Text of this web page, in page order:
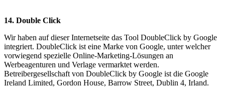
14. Double Click
Wir haben auf dieser Internetseite das Tool DoubleClick by Google
integriert. DoubleClick ist eine Marke von Google, unter welcher
vorwiegend spezielle Online-Marketing-Lösungen an
Werbeagenturen und Verlage vermarktet werden.
Betreibergesellschaft von DoubleClick by Google ist die Google
Ireland Limited, Gordon House, Barrow Street, Dublin 4, Irland.